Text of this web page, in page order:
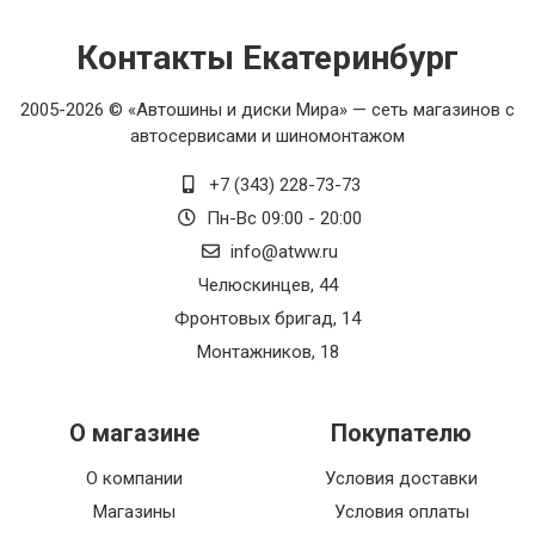
Контакты Екатеринбург
2005-2026 © «Автошины и диски Мира» — сеть магазинов с
автосервисами и шиномонтажом
+7 (343) 228-73-73
Пн-Вс 09:00 - 20:00
info@atww.ru
Челюскинцев, 44
Фронтовых бригад, 14
Монтажников, 18
О магазине
О компании
Магазины
Покупателю
Условия доставки
Условия оплаты